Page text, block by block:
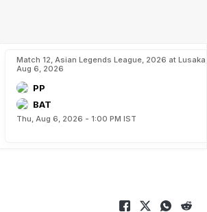
Match 12, Asian Legends League, 2026 at Lusaka,
Aug 6, 2026
PP
BAT
Thu, Aug 6, 2026 - 1:00 PM IST